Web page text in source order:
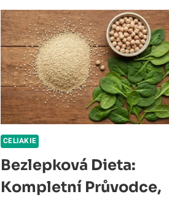
CELIAKIE
Bezlepková Dieta:
Kompletní Průvodce,